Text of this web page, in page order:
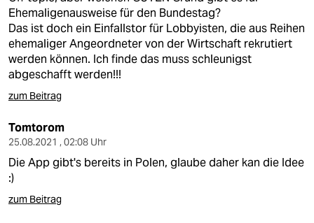
Ehemaligenausweise für den Bundestag?
Das ist doch ein Einfallstor für Lobbyisten, die aus Reihen
ehemaliger Angeordneter von der Wirtschaft rekrutiert
werden können. Ich finde das muss schleunigst
abgeschafft werden!!!
zum Beitrag
Tomtorom
25.08.2021 , 02:08 Uhr
Die App gibt's bereits in Polen, glaube daher kan die Idee
:)
zum Beitrag